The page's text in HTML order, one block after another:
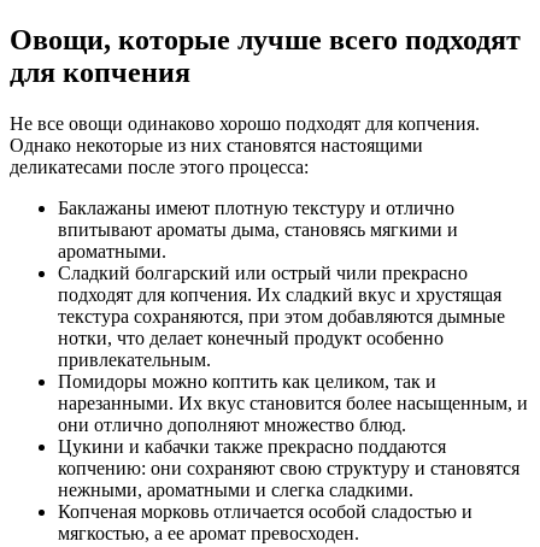
Овощи, которые лучше всего подходят
для копчения
Не все овощи одинаково хорошо подходят для копчения.
Однако некоторые из них становятся настоящими
деликатесами после этого процесса:
Баклажаны имеют плотную текстуру и отлично
впитывают ароматы дыма, становясь мягкими и
ароматными.
Сладкий болгарский или острый чили прекрасно
подходят для копчения. Их сладкий вкус и хрустящая
текстура сохраняются, при этом добавляются дымные
нотки, что делает конечный продукт особенно
привлекательным.
Помидоры можно коптить как целиком, так и
нарезанными. Их вкус становится более насыщенным, и
они отлично дополняют множество блюд.
Цукини и кабачки также прекрасно поддаются
копчению: они сохраняют свою структуру и становятся
нежными, ароматными и слегка сладкими.
Копченая морковь отличается особой сладостью и
мягкостью, а ее аромат превосходен.